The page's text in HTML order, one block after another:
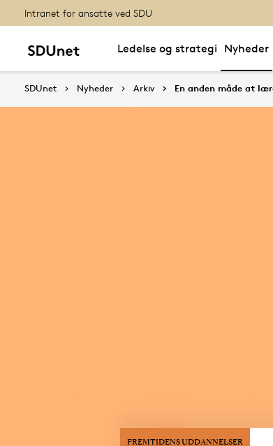
Intranet for ansatte ved SDU
Ledelse og strategi Nyheder
SDUnet Nyheder Arkiv En anden måde at
FREMTIDENS UDDANNELSER